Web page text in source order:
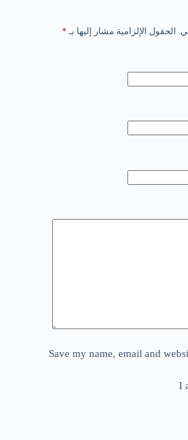
الحقول الإلزامية مشار إليها بـ *
Save my name, email and
I